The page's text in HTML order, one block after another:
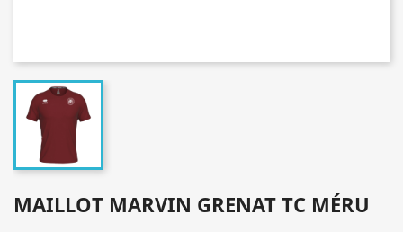
MAILLOT MARVIN GRENAT TC MÉRU